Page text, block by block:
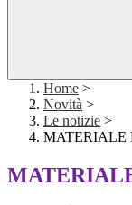
Home >
Novità >
Le notizie >
MATERIALE